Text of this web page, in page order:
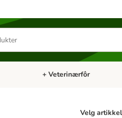
Fugl
Åpne kategorimeny: Fisk
+ Veterinærfôr
Velg